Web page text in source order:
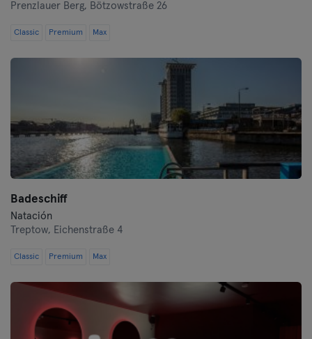
Prenzlauer Berg, Bötzowstraße 26
Classic Premium Max
Badeschiff
Natación
Treptow, Eichenstraße 4
Classic Premium Max